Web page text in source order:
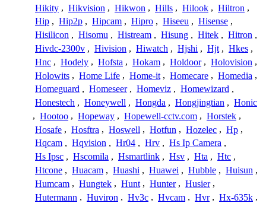
Hikity , Hikvision , Hikwon , Hills , Hilook , Hiltron ,
Hip , Hip2p , Hipcam , Hipro , Hiseeu , Hisense ,
Hisilicon , Hisomu , Histream , Hisung , Hitek , Hitron ,
Hivdc-2300v , Hivision , Hiwatch , Hjshi , Hjt , Hkes ,
Hnc , Hodely , Hofsta , Hokam , Holdoor , Holovision ,
Holowits , Home Life , Home-it , Homecare , Homedia ,
Homeguard , Homeseer , Homeviz , Homewizard ,
Honestech , Honeywell , Hongda , Hongjingtian , Honic
, Hootoo , Hopeway , Hopewell-cctv.com , Horstek ,
Hosafe , Hosftra , Hoswell , Hotfun , Hozelec , Hp ,
Hqcam , Hqvision , Hr04 , Hrv , Hs Ip Camera ,
Hs Ipsc , Hscomila , Hsmartlink , Hsv , Hta , Htc ,
Htcone , Huacam , Huashi , Huawei , Hubble , Huisun ,
Humcam , Hungtek , Hunt , Hunter , Husier ,
Hutermann , Huviron , Hv3c , Hvcam , Hvr , Hx-635k ,